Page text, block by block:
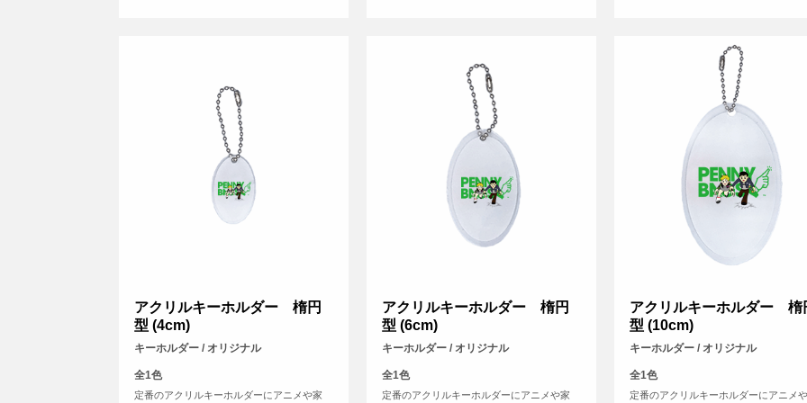
アクリルキーホルダー 楕円
型 (4cm)
キーホルダー / オリジナル
全1色
定番のアクリルキーホルダーにアニメや家
アクリルキーホルダー 楕円
型 (6cm)
キーホルダー / オリジナル
全1色
定番のアクリルキーホルダーにアニメや家
アクリルキーホルダー 楕
型 (10cm)
キーホルダー / オリジナル
全1色
定番のアクリルキーホルダーにアニメ